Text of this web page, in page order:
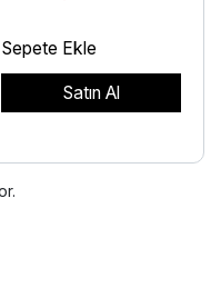
Sepete Ekle
Satın Al